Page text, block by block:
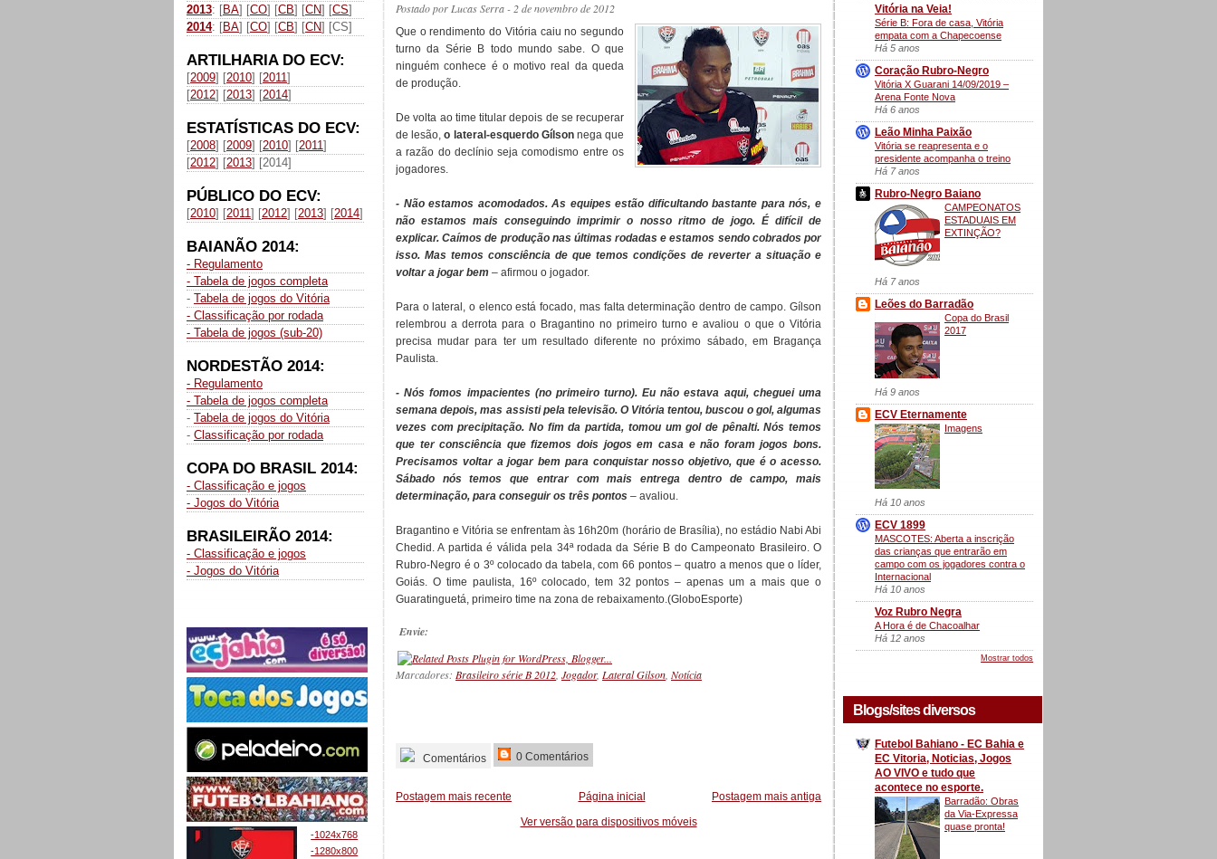
2013: [BA] [CO] [CB] [CN] [CS]
2014: [BA] [CO] [CB] [CN] [CS]
ARTILHARIA DO ECV:
[2009] [2010] [2011]
[2012] [2013] [2014]
ESTATÍSTICAS DO ECV:
[2008] [2009] [2010] [2011]
[2012] [2013] [2014]
PÚBLICO DO ECV:
[2010] [2011] [2012] [2013] [2014]
BAIANÃO 2014:
- Regulamento
- Tabela de jogos completa
- Tabela de jogos do Vitória
- Classificação por rodada
- Tabela de jogos (sub-20)
NORDESTÃO 2014:
- Regulamento
- Tabela de jogos completa
- Tabela de jogos do Vitória
- Classificação por rodada
COPA DO BRASIL 2014:
- Classificação e jogos
- Jogos do Vitória
BRASILEIRÃO 2014:
- Classificação e jogos
- Jogos do Vitória
-1024x768
-1280x800
Postado porLucas Serra- 2 de novembro de 2012
Que o rendimento do Vitória caiu no segundo
turno da Série B todo mundo sabe. O que
ninguém conhece é o motivo real da queda
de produção.
De volta ao time titular depois de se recuperar
de lesão,o lateral-esquerdo Gílsonnega que
a razão do declínio seja comodismo entre os
jogadores.
- Não estamos acomodados. As equipes estão dificultando bastante para nós, e
não estamos mais conseguindo imprimir o nosso ritmo de jogo. É difícil de
explicar. Caímos de produção nas últimas rodadas e estamos sendo cobrados por
isso. Mas temos consciência de que temos condições de reverter a situação e
voltar a jogar bem – afirmou o jogador.
Para o lateral, o elenco está focado, mas falta determinação dentro de campo. Gílson
relembrou a derrota para o Bragantino no primeiro turno e avaliou o que o Vitória
precisa mudar para ter um resultado diferente no próximo sábado, em Bragança
Paulista.
- Nós fomos impacientes (no primeiro turno). Eu não estava aqui, cheguei uma
semana depois, mas assisti pela televisão. O Vitória tentou, buscou o gol, algumas
vezes com precipitação. No fim da partida, tomou um gol de pênalti. Nós temos
que ter consciência que fizemos dois jogos em casa e não foram jogos bons.
Precisamos voltar a jogar bem para conquistar nosso objetivo, que é o acesso.
Sábado nós temos que entrar com mais entrega dentro de campo, mais
determinação, para conseguir os três pontos – avaliou.
Bragantino e Vitória se enfrentam às 16h20m (horário de Brasília), no estádio Nabi Abi
Chedid. A partida é válida pela 34ª rodada da Série B do Campeonato Brasileiro. O
Rubro-Negro é o 3º colocado da tabela, com 66 pontos – quatro a menos que o líder,
Goiás. O time paulista, 16º colocado, tem 32 pontos – apenas um a mais que o
Guaratinguetá, primeiro time na zona de rebaixamento.(GloboEsporte)
Envie:
Marcadores: Brasileiro série B 2012, Jogador, Lateral Gilson, Notícia
Comentários 0 Comentários
Postagem mais recente Postagem mais antiga
Página inicial
Ver versão para dispositivos móveis
Vitória na Veia!
Série B: Fora de casa, Vitória
empata com a Chapecoense
Há 5 anos
Coração Rubro-Negro
Vitória X Guarani 14/09/2019 –
Arena Fonte Nova
Há 6 anos
Leão Minha Paixão
Vitória se reapresenta e o
presidente acompanha o treino
Há 7 anos
Rubro-Negro Baiano
CAMPEONATOS
ESTADUAIS EM
EXTINÇÃO?
Há 7 anos
Leões do Barradão
Copa do Brasil
2017
Há 9 anos
ECV Eternamente
Imagens
Há 10 anos
ECV 1899
MASCOTES: Aberta a inscrição
das crianças que entrarão em
campo com os jogadores contra o
Internacional
Há 10 anos
Voz Rubro Negra
A Hora é de Chacoalhar
Há 12 anos
Mostrar todos
Blogs/sites diversos
Futebol Bahiano - EC Bahia e
EC Vitoria, Noticias, Jogos
AO VIVO e tudo que
acontece no esporte.
Barradão: Obras
da Via-Expressa
quase pronta!